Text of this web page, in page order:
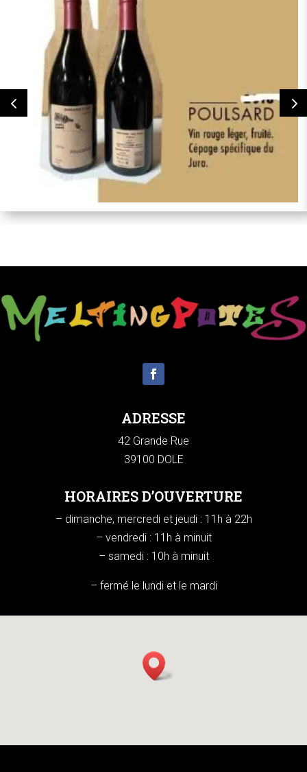
ADRESSE
42 Grande Rue
39100 DOLE
HORAIRES D’OUVERTURE
– dimanche, mercredi et jeudi : 11h à 22h
– vendredi : 11h à minuit
– samedi : 10h à minuit
– fermé le lundi et le mardi